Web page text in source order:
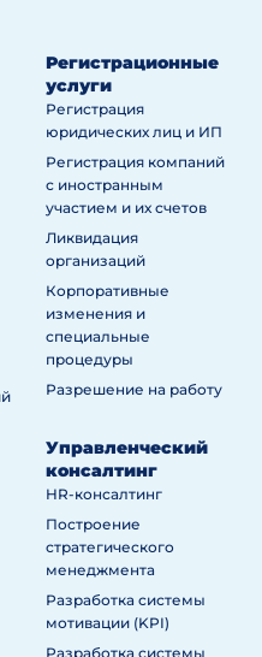
Регистрационные
услуги
Регистрация
юридических лиц и ИП
Регистрация компаний
с иностранным
участием и их счетов
Ликвидация
организаций
Корпоративные
изменения и
специальные
процедуры
Разрешение на работу
Управленческий
консалтинг
HR-консалтинг
Построение
стратегического
менеджмента
Разработка системы
мотивации (KPI)
Разработка системы